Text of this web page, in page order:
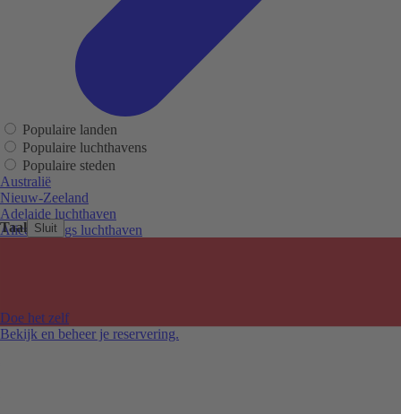
Taal Sluit
Doe het zelf
Bekijk en beheer je reservering.
Populaire landen
Populaire luchthavens
Populaire steden
Australië
Nieuw-Zeeland
Adelaide luchthaven
Alice Springs luchthaven
Melbourne Tullamarine luchthaven
Perth luchthaven
Sydney luchthaven